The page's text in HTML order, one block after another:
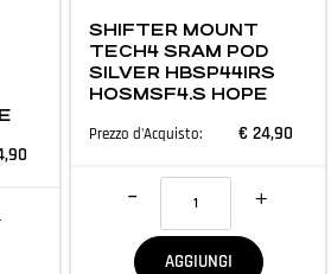
SHIFTER MOUNT
TECH4 SRAM POD
SILVER HBSP441RS
HOSMSF4.S HOPE
Prezzo d'Acquisto: € 24,90
AGGIUNGI